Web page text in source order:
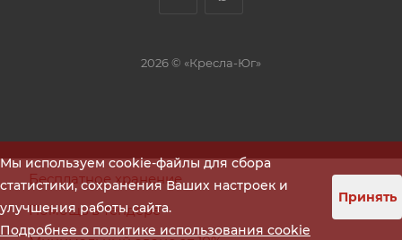
2026 © «Кресла-Юг»
Бесплатное хранение
Помощь в тендере
Мы используем cookie-файлы для сбора
статистики, сохранения Ваших настроек и
улучшения работы сайта.
Подробнее о политике использования cookie
Принять